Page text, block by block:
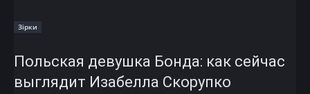
Зірки
Польская девушка Бонда: как сейчас
выглядит Изабелла Скорупко